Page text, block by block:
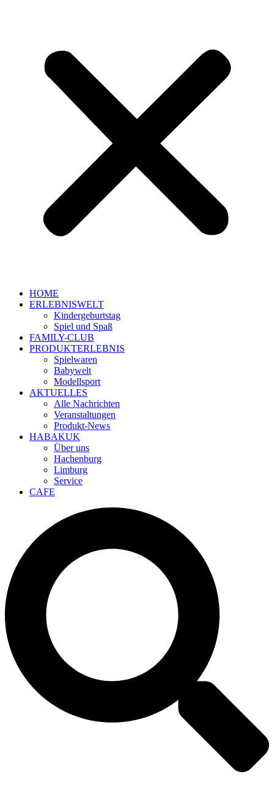
HOME
ERLEBNISWELT
Kindergeburtstag
Spiel und Spaß
FAMILY-CLUB
PRODUKTERLEBNIS
Spielwaren
Babywelt
Modellsport
AKTUELLES
Alle Nachrichten
Veranstaltungen
Produkt-News
HABAKUK
Über uns
Hachenburg
Limburg
Service
CAFE